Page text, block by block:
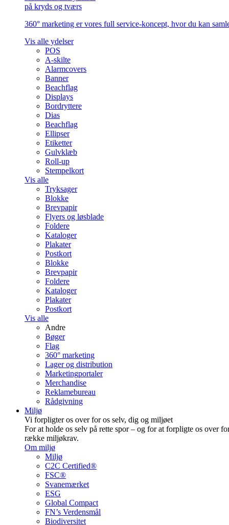
på kryds og tværs
360° marketing er vores full service-koncept, hvor du kan
Vis alle ydelser
POS
A-skilte
Alarmcovers
Banner
Beachflag
Displays
Bordryttere
Dias
Beachflag
Ellipser
Etiketter
Gulvklæb
Roll-up
Stempelkort
Vis alle
Tryksager
Blokke
Brevpapir
Flyers og løsblade
Foldere
Kataloger
Plakater
Postkort
Blokke
Brevpapir
Foldere
Kataloger
Plakater
Postkort
Vis alle
Andre
Bøger
Flag
360° marketing
Lager og distribution
Marketing­portaler
Merchandise
Reklamebureau
Rådgivning
Miljø
Vi forpligter os over for os selv, dig og miljøet
For at holde os selv på rette spor – og for at forpligte os over
række miljøkrav.
Om miljø
Miljø
C2C Certified®
FSC®
Svanemærket
ESG
Global Compact
FN’s Verdensmål
Biodiversitet